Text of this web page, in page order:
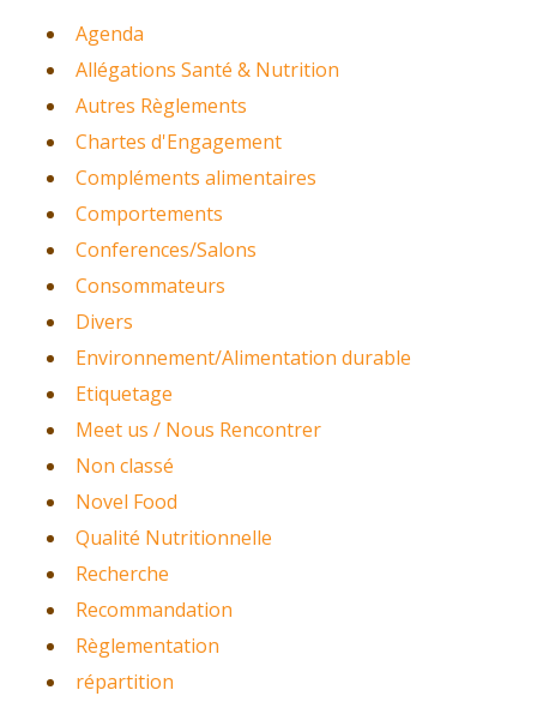
Agenda
Allégations Santé & Nutrition
Autres Règlements
Chartes d'Engagement
Compléments alimentaires
Comportements
Conferences/Salons
Consommateurs
Divers
Environnement/Alimentation durable
Etiquetage
Meet us / Nous Rencontrer
Non classé
Novel Food
Qualité Nutritionnelle
Recherche
Recommandation
Règlementation
répartition